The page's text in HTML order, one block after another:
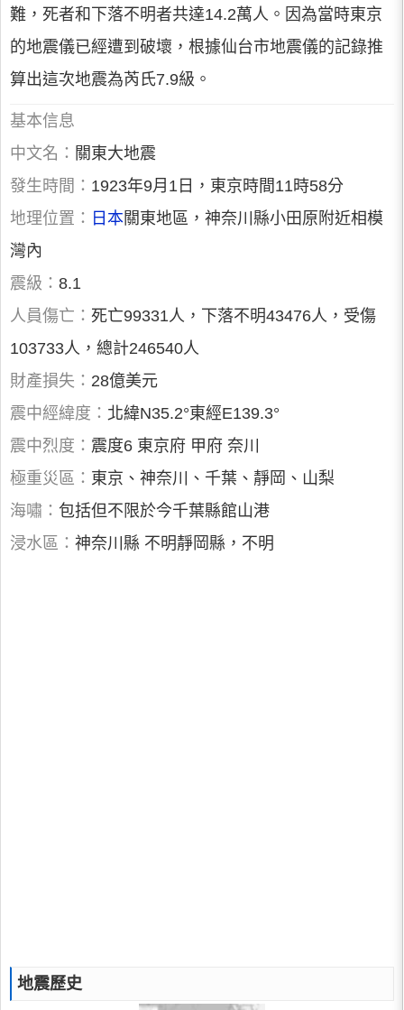
難，死者和下落不明者共達14.2萬人。因為當時東京
的地震儀已經遭到破壞，根據仙台市地震儀的記錄推
算出這次地震為芮氏7.9級。
基本信息
中文名： 關東大地震
發生時間： 1923年9月1日，東京時間11時58分
地理位置： 日本關東地區，神奈川縣小田原附近相模
灣內
震級： 8.1
人員傷亡： 死亡99331人，下落不明43476人，受傷
103733人，總計246540人
財產損失： 28億美元
震中經緯度： 北緯N35.2°東經E139.3°
震中烈度： 震度6 東京府 甲府 奈川
極重災區： 東京、神奈川、千葉、靜岡、山梨
海嘯： 包括但不限於今千葉縣館山港
浸水區： 神奈川縣 不明靜岡縣，不明
地震歷史